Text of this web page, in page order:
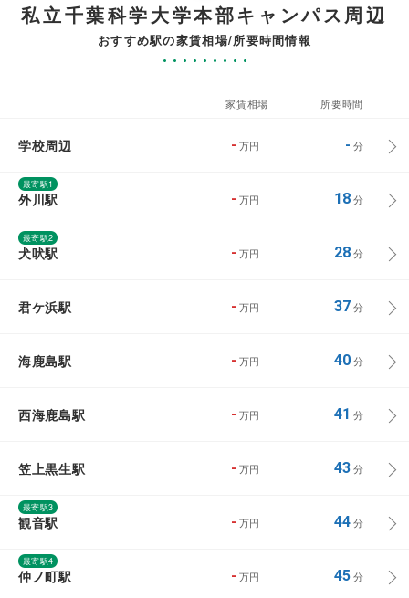
私立千葉科学大学本部キャンパス周辺
おすすめ駅の家賃相場/所要時間情報
家賃相場 所要時間
学校周辺 - 万円 - 分
最寄駅1
外川駅 - 万円 18分
最寄駅2
犬吠駅 - 万円 28分
君ケ浜駅 - 万円 37分
海鹿島駅 - 万円 40分
西海鹿島駅 - 万円 41 分
笠上黒生駅 - 万円 43分
最寄駅3
観音駅 - 万円 44分
最寄駅4
仲ノ町駅 - 万円 45分